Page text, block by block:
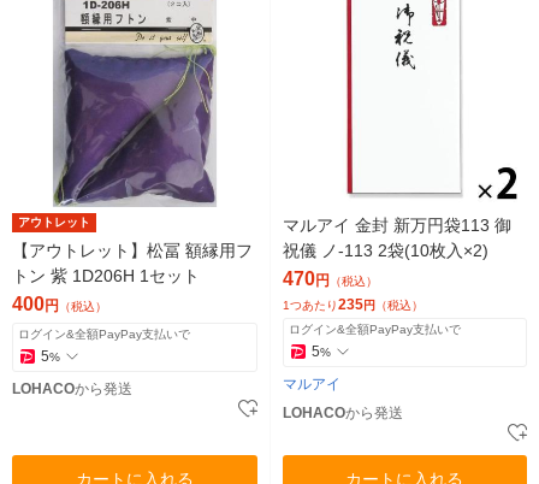
アウトレット
【アウトレット】松冨 額縁用フ
トン 紫 1D206H 1セット
400円 （税込）
ログイン&全額PayPay支払いで
5%
LOHACOから発送
カートに入れる
マルアイ 金封 新万円袋113 御
祝儀 ノ-113 2袋(10枚入×2)
470円 （税込）
1つあたり235円 （税込）
ログイン&全額PayPay支払いで
5%
マルアイ
LOHACOから発送
カートに入れる